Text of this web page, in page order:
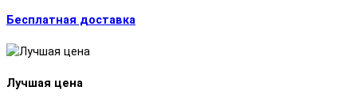
Бесплатная доставка
Лучшая цена